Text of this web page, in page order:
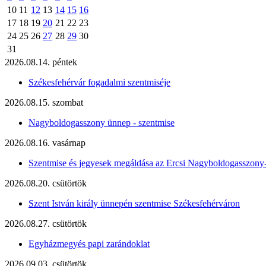
10 11 12 13 14 15 16
17 18 19 20 21 22 23
24 25 26 27 28 29 30
31
2026.08.14. péntek
Székesfehérvár fogadalmi szentmiséje
2026.08.15. szombat
Nagyboldogasszony ünnep - szentmise
2026.08.16. vasárnap
Szentmise és jegyesek megáldása az Ercsi
2026.08.20. csütörtök
Szent István király ünnepén szentmise Székesfehérváron
2026.08.27. csütörtök
Egyházmegyés papi zarándoklat
2026.09.03. csütörtök